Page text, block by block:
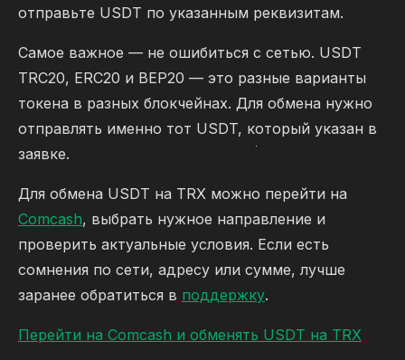
отправьте USDT по указанным реквизитам.
Самое важное — не ошибиться с сетью. USDT
TRC20, ERC20 и BEP20 — это разные варианты
токена в разных блокчейнах. Для обмена нужно
отправлять именно тот USDT, который указан в
заявке.
Для обмена USDT на TRX можно перейти на
Comcash, выбрать нужное направление и
проверить актуальные условия. Если есть
сомнения по сети, адресу или сумме, лучше
заранее обратиться в поддержку.
Перейти на Comcash и обменять USDT на TRX